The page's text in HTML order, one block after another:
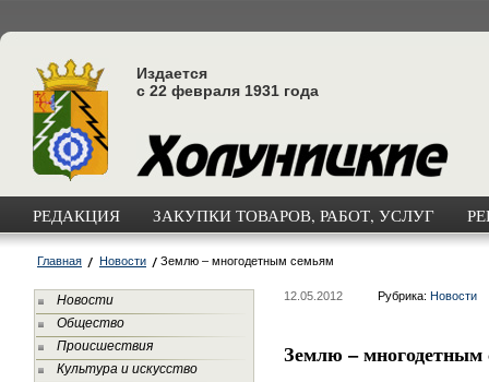
Издается
с 22 февраля 1931 года
РЕДАКЦИЯ ЗАКУПКИ ТОВАРОВ, РАБОТ, УСЛУГ
Главная Новости Землю – многодетным семьям
Новости
Общество
Происшествия
Культура и искусство
12.05.2012 Рубрика: Новости
Землю – многодетным